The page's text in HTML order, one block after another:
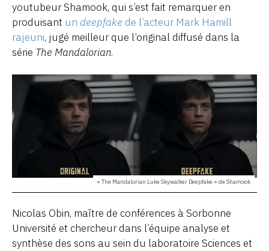
youtubeur Shamook, qui s’est fait remarquer en
produisant un deepfake de l’acteur Mark Hamill
rajeuni, jugé meilleur que l’original diffusé dans la
série The Mandalorian.
« The Mandalorian Luke Skywalker Deepfake » de Shamook
Nicolas Obin, maître de conférences à Sorbonne
Université et chercheur dans l’équipe analyse et
synthèse des sons au sein du laboratoire Sciences et